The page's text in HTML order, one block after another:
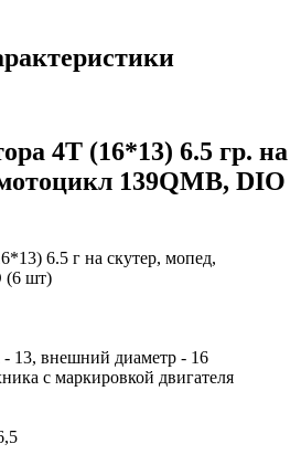
4Т (16*13) 6.5 гр. на
139QMB, DIO
6.5 г на скутер, мопед,
(6 шт)
13, внешний диаметр - 16
с маркировкой двигателя